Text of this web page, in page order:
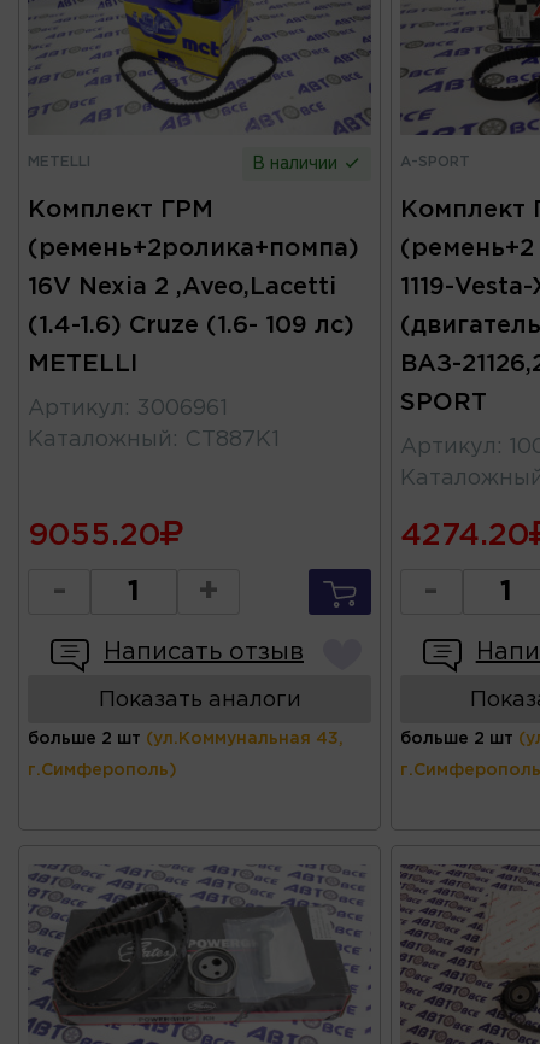
METELLI В наличии
Комплект ГРМ
(ремень+2ролика+помпа)
16V Nexia 2 ,Aveo,Lacetti
(1.4-1.6) Cruze (1.6- 109 лс)
METELLI
Артикул : 3006961
Каталожный : CT887K1
9055.20
- +
Написать отзыв
Показать аналоги
больше 2 шт (ул.Коммунальная 43,
г.Симферополь)
A-SPORT
Комплект
1119-
(двигатель
ВАЗ-
SPORT
Артикул :
4274.20
-
больше 2 шт